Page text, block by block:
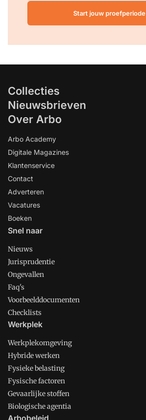
Start jouw proefperiode
Collecties
Nieuwsbrieven
Over Arbo
Arbo Academy
Digitale Magazines
Klantenservice
Contact
Adverteren
Vacatures
Boeken
Snel naar
Nieuws
Jurisprudentie
Ongevallen
Faq's
Voorbeelddocumenten
Checklists
Werkplek
Werkplekomgeving
Hybride werken
Fysieke belasting
Fysische factoren
Gevaarlijke stoffen
Biologische agentia
Arbobeleid